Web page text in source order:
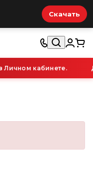
Скачать
кабинете.